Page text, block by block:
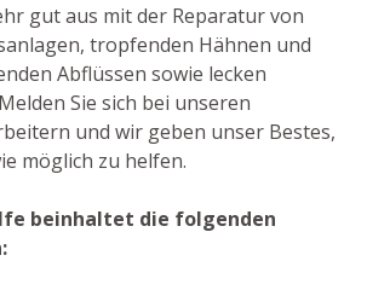
gut aus mit der Reparatur von
tropfenden Hähnen und
Abflüssen sowie lecken
Sie sich bei unseren
und wir geben unser Bestes,
möglich zu helfen.
beinhaltet die folgenden